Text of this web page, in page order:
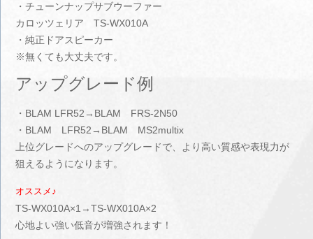
・チューンナップサブウーファー
カロッツェリア TS-WX010A
・純正ドアスピーカー
※無くても大丈夫です。
アップグレード例
・BLAM LFR52→BLAM FRS-2N50
・BLAM LFR52→BLAM MS2multix
上位グレードへのアップグレードで、より高い質感や表現力が
狙えるようになります。
オススメ♪
TS-WX010A×1→TS-WX010A×2
心地よい強い低音が増強されます！